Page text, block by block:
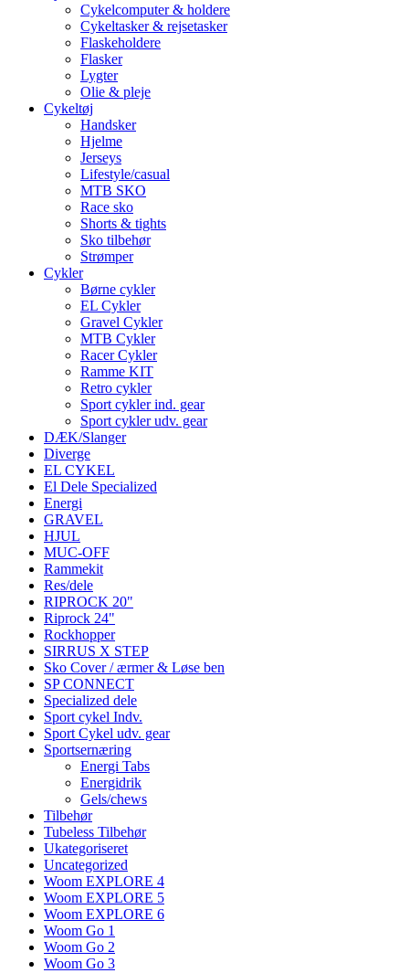
Cykelcomputer & holdere
Cykeltasker & rejsetasker
Flaskeholdere
Flasker
Lygter
Olie & pleje
Cykeltøj
Handsker
Hjelme
Jerseys
Lifestyle/casual
MTB SKO
Race sko
Shorts & tights
Sko tilbehør
Strømper
Cykler
Børne cykler
EL Cykler
Gravel Cykler
MTB Cykler
Racer Cykler
Ramme KIT
Retro cykler
Sport cykler ind. gear
Sport cykler udv. gear
DÆK/Slanger
Diverge
EL CYKEL
El Dele Specialized
Energi
GRAVEL
HJUL
MUC-OFF
Rammekit
Res/dele
RIPROCK 20"
Riprock 24"
Rockhopper
SIRRUS X STEP
Sko Cover / ærmer & Løse ben
SP CONNECT
Specialized dele
Sport cykel Indv.
Sport Cykel udv. gear
Sportsernæring
Energi Tabs
Energidrik
Gels/chews
Tilbehør
Tubeless Tilbehør
Ukategoriseret
Uncategorized
Woom EXPLORE 4
Woom EXPLORE 5
Woom EXPLORE 6
Woom Go 1
Woom Go 2
Woom Go 3